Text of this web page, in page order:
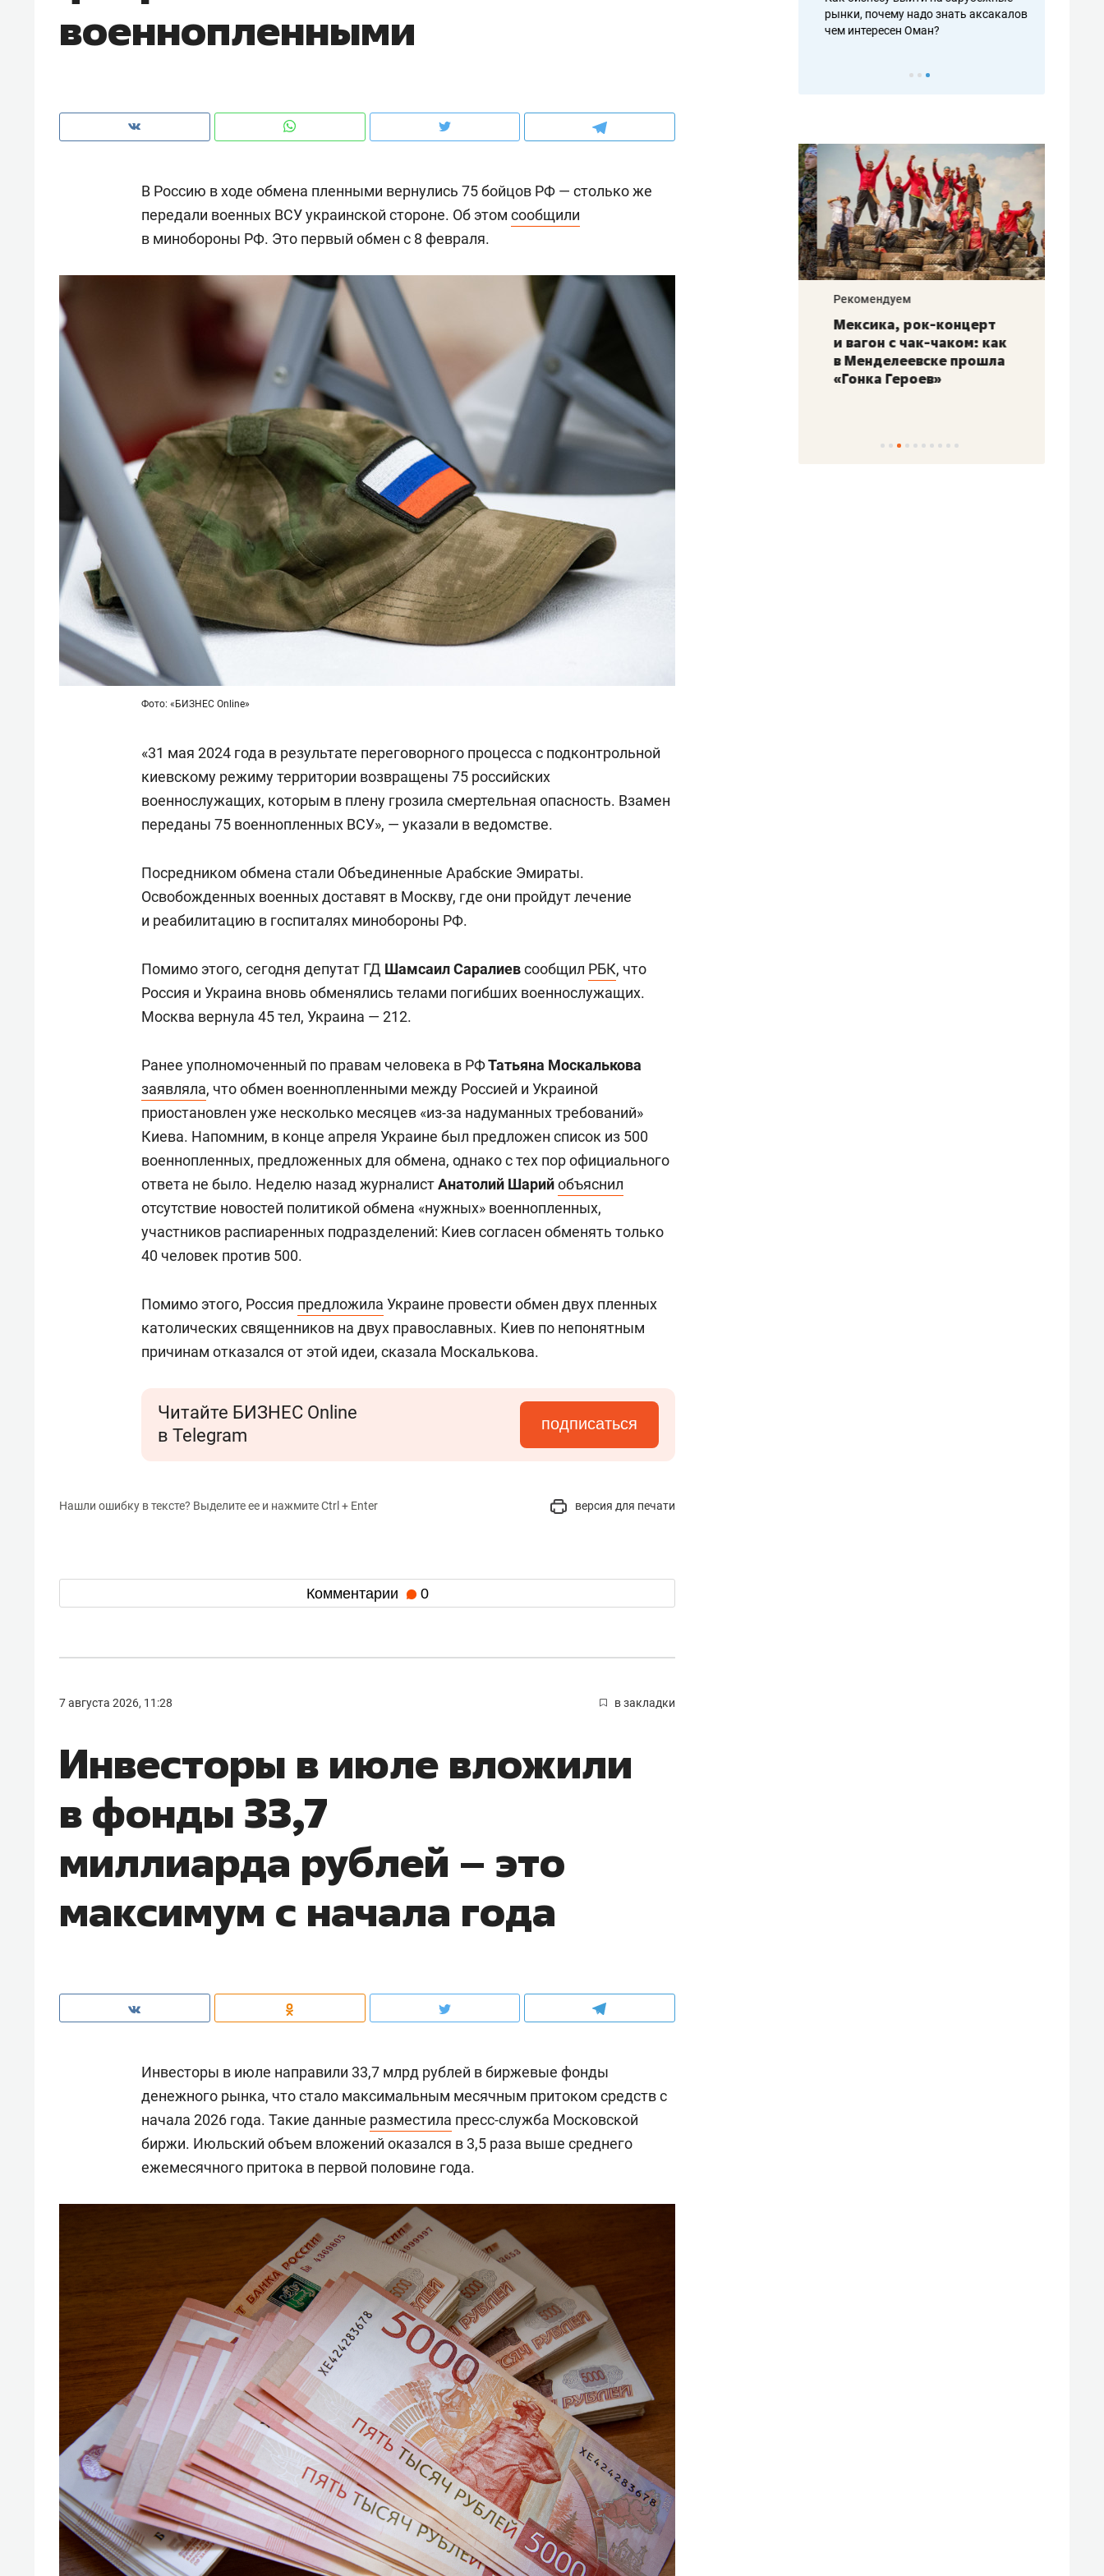
военнопленными
В Россию в ходе обмена пленными вернулись 75 бойцов РФ — столько же
передали военных ВСУ украинской стороне. Об этом сообщили
в минобороны РФ. Это первый обмен с 8 февраля.
Фото: «БИЗНЕС Online»
«31 мая 2024 года в результате переговорного процесса с подконтрольной
киевскому режиму территории возвращены 75 российских
военнослужащих, которым в плену грозила смертельная опасность. Взамен
переданы 75 военнопленных ВСУ», — указали в ведомстве.
Посредником обмена стали Объединенные Арабские Эмираты.
Освобожденных военных доставят в Москву, где они пройдут лечение
и реабилитацию в госпиталях минобороны РФ.
Помимо этого, сегодня депутат ГД Шамсаил Саралиевсообщил РБК, что
Россия и Украина вновь обменялись телами погибших военнослужащих.
Москва вернула 45 тел, Украина — 212.
Ранее уполномоченный по правам человека в РФТатьяна Москалькова
заявляла, что обмен военнопленными между Россией и Украиной
приостановлен уже несколько месяцев «из-за надуманных требований»
Киева. Напомним, в конце апреля Украине был предложен список из 500
военнопленных, предложенных для обмена, однако с тех пор официального
ответа не было. Неделю назад журналистАнатолий Шарийобъяснил
отсутствие новостей политикой обмена «нужных» военнопленных,
участников распиаренных подразделений: Киев согласен обменять только
40 человек против 500.
Помимо этого, Россия предложила Украине провести обмен двух пленных
католических священников на двух православных. Киев по непонятным
причинам отказался от этой идеи, сказала Москалькова.
Читайте БИЗНЕС Online
в Telegram
подписаться
Нашли ошибку в тексте? Выделите ее и нажмите Ctrl + Enter версия для печати
Комментарии 0
7 августа 2026, 11:28 в закладки
Инвесторы в июле вложили
в фонды 33,7
миллиарда рублей – это
максимум с начала года
Инвесторы в июле направили 33,7 млрд рублей в биржевые фонды
денежного рынка, что стало максимальным месячным притоком средств с
начала 2026 года. Такие данные разместила пресс-служба Московской
биржи. Июльский объем вложений оказался в 3,5 раза выше среднего
ежемесячного притока в первой половине года.
чем интересен Оман?
клиентах и чудных запросах мастеров
рынки, почему надо знать аксакалов и
чем интересен Оман?
комфорта под Казанью
Рекомендуем
150 камер до квартиры и Face
ID вместо ключа: какой будет
безопасность в ЖК «Нова»
Рекомендуем
Опыт выживания в дикой
природе, работа
с ментальным и физическим
состоянием как основа
антихрупких команд
Рекомендуем
Мексика, рок-концерт
и вагон с чак-чаком: как
в Менделеевске прошла
«Гонка Героев»